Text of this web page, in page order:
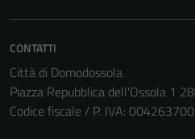
CONTATTI
Città di Domodossola
Piazza Repubblica dell'Ossola 1
Codice fiscale / P. IVA: